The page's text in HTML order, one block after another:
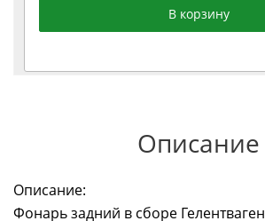
В корзину
Описание
Описание:
Фонарь задний в сборе Гелентваген